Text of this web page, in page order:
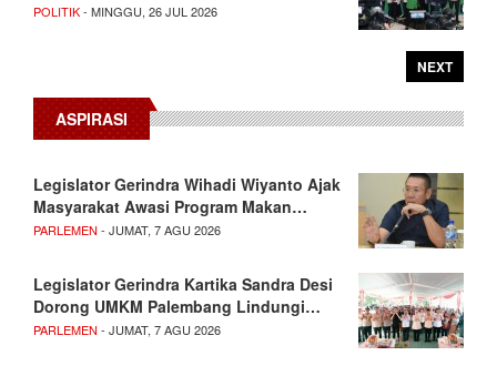
POLITIK- MINGGU, 26 JUL 2026
NEXT
ASPIRASI
Legislator Gerindra Wihadi Wiyanto Ajak
Masyarakat Awasi Program Makan…
PARLEMEN - JUMAT, 7 AGU 2026
Legislator Gerindra Kartika Sandra Desi
Dorong UMKM Palembang Lindungi…
PARLEMEN - JUMAT, 7 AGU 2026